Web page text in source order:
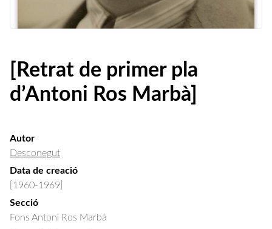
[Retrat de primer pla
d’Antoni Ros Marbà]
Autor
Desconegut
Data de creació
[1960-1969]
Secció
Fons Antoni Ros Marbà